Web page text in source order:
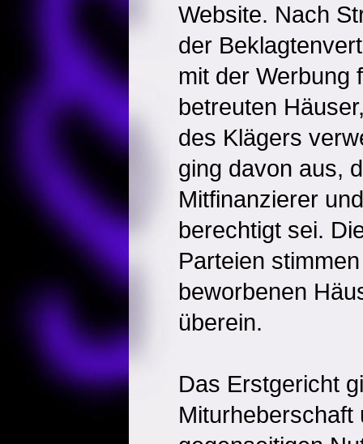
Website. Nach
der
mit der Werbung
betreuten
des Klägers
ging davon aus,
Mitfinanzierer
berechtigt sei.
Parteien
beworbenen
überein.
Das Erstgericht
Miturheberschaft